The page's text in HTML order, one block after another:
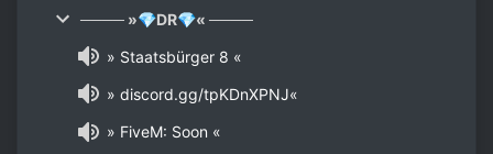
──── »💎DR💎« ────
» Staatsbürger 8 «
» discord.gg/tpKDnXPNJ«
» FiveM: Soon «